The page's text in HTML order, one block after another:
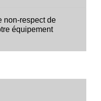
non-respect de
équipement